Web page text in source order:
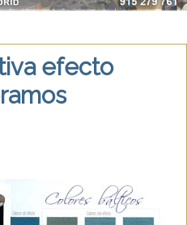
efecto